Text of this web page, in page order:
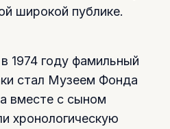
широкой публике.
1974 году фамильный
стал Музеем Фонда
вместе с сыном
хронологическую